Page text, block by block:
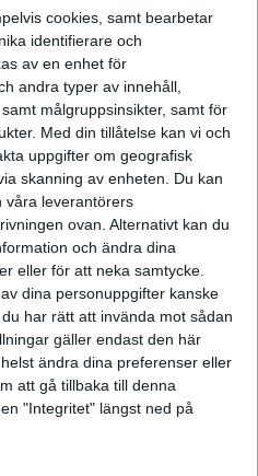
cookies, samt bearbetar
identifierare och
av en enhet för
andra typer av innehåll,
målgruppsinsikter, samt för
Med din tillåtelse kan vi och
uppgifter om geografisk
skanning av enheten. Du kan
våra leverantörers
ovan. Alternativt kan du
och ändra dina
eller för att neka samtycke.
dina personuppgifter kanske
har rätt att invända mot sådan
gäller endast den här
ändra dina preferenser eller
att gå tillbaka till denna
"Integritet" längst ned på
potential,
verkligen tas tillvara?
utan att springa allt
ut oss?
och rent av att arbeta
gå till?
du menar skapar
arbetsplatsen.
Potential